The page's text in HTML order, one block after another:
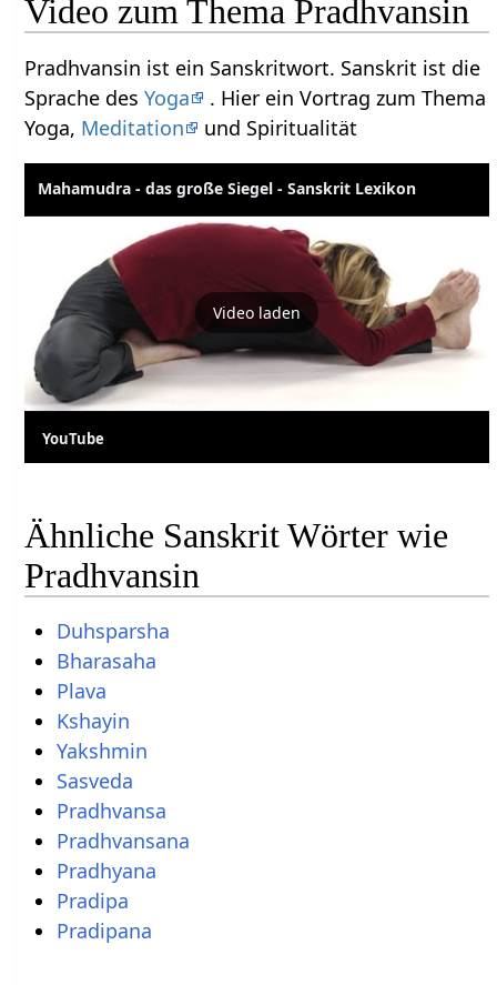
Video zum Thema Pradhvansin
Pradhvansin ist ein Sanskritwort. Sanskrit ist die
Sprache desYoga
. Hier ein Vortrag zum Thema
Yoga, Meditation und Spiritualität
Mahamudra - das große Siegel - Sanskrit Lexikon
Video laden
YouTube
Ähnliche Sanskrit Wörter wie
Pradhvansin
Duhsparsha
Bharasaha
Plava
Kshayin
Yakshmin
Sasveda
Pradhvansa
Pradhvansana
Pradhyana
Pradipa
Pradipana